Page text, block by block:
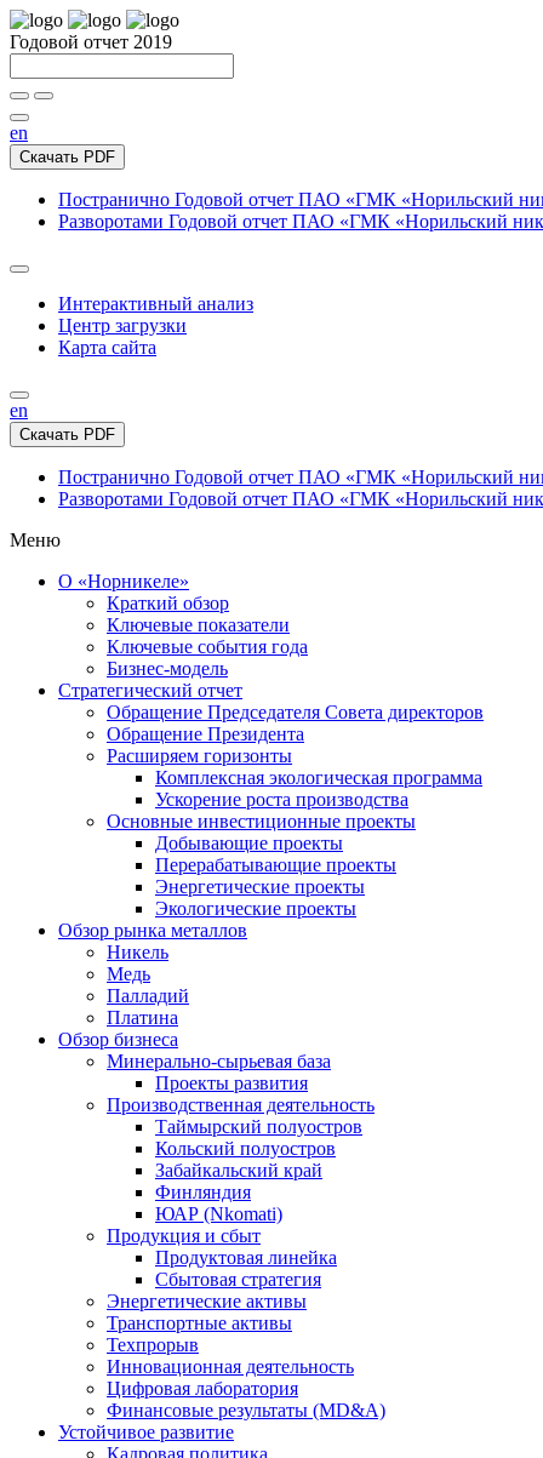
Годовой отчет 2019
en
Скачать PDF
Постранично Годовой отчет ПАО «ГМК «Норильский
Разворотами Годовой отчет ПАО «ГМК «Норильский
Интерактивный анализ
Центр загрузки
Карта сайта
en
Скачать PDF
Постранично Годовой отчет ПАО «ГМК «Норильский
Разворотами Годовой отчет ПАО «ГМК «Норильский
Меню
О «Норникеле»
Краткий обзор
Ключевые показатели
Ключевые события года
Бизнес-модель
Стратегический отчет
Обращение Председателя Совета директоров
Обращение Президента
Расширяем горизонты
Комплексная экологическая программа
Ускорение роста производства
Основные инвестиционные проекты
Добывающие проекты
Перерабатывающие проекты
Энергетические проекты
Экологические проекты
Обзор рынка металлов
Никель
Медь
Палладий
Платина
Обзор бизнеса
Минерально-сырьевая база
Проекты развития
Производственная деятельность
Таймырский полуостров
Кольский полуостров
Забайкальский край
Финляндия
ЮАР (Nkomati)
Продукция и сбыт
Продуктовая линейка
Сбытовая стратегия
Энергетические активы
Транспортные активы
Техпрорыв
Инновационная деятельность
Цифровая лаборатория
Финансовые результаты (MD&A)
Устойчивое развитие
Кадровая политика